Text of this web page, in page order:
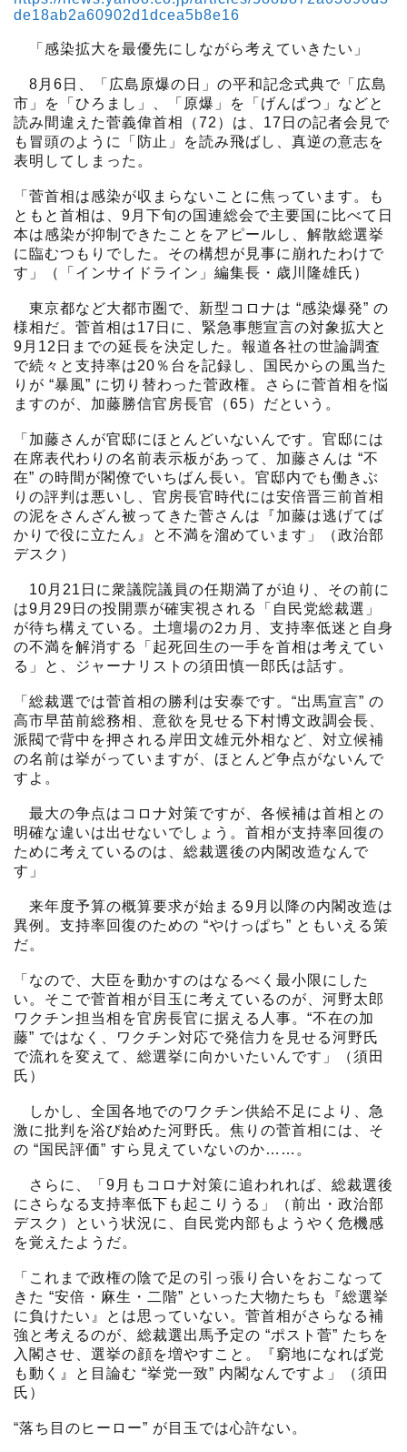
de18ab2a60902d1dcea5b8e16
「感染拡大を最優先にしながら考えていきたい」
8月6日、「広島原爆の日」の平和記念式典で「広島
市」を「ひろまし」、「原爆」を「げんぱつ」などと
読み間違えた菅義偉首相（72）は、17日の記者会見で
も冒頭のように「防止」を読み飛ばし、真逆の意志を
表明してしまった。
「菅首相は感染が収まらないことに焦っています。も
ともと首相は、9月下旬の国連総会で主要国に比べて日
本は感染が抑制できたことをアピールし、解散総選挙
に臨むつもりでした。その構想が見事に崩れたわけで
す」（「インサイドライン」編集長・歳川隆雄氏）
東京都など大都市圏で、新型コロナは “感染爆発” の
様相だ。菅首相は17日に、緊急事態宣言の対象拡大と
9月12日までの延長を決定した。報道各社の世論調査
で続々と支持率は20％台を記録し、国民からの風当た
りが “暴風” に切り替わった菅政権。さらに菅首相を悩
ますのが、加藤勝信官房長官（65）だという。
「加藤さんが官邸にほとんどいないんです。官邸には
在席表代わりの名前表示板があって、加藤さんは “不
在” の時間が閣僚でいちばん長い。官邸内でも働きぶ
りの評判は悪いし、官房長官時代には安倍晋三前首相
の泥をさんざん被ってきた菅さんは『加藤は逃げてば
かりで役に立たん』と不満を溜めています」（政治部
デスク）
10月21日に衆議院議員の任期満了が迫り、その前に
は9月29日の投開票が確実視される「自民党総裁選」
が待ち構えている。土壇場の2カ月、支持率低迷と自身
の不満を解消する「起死回生の一手を首相は考えてい
る」と、ジャーナリストの須田慎一郎氏は話す。
「総裁選では菅首相の勝利は安泰です。“出馬宣言” の
高市早苗前総務相、意欲を見せる下村博文政調会長、
派閥で背中を押される岸田文雄元外相など、対立候補
の名前は挙がっていますが、ほとんど争点がないんで
すよ。
最大の争点はコロナ対策ですが、各候補は首相との
明確な違いは出せないでしょう。首相が支持率回復の
ために考えているのは、総裁選後の内閣改造なんで
す」
来年度予算の概算要求が始まる9月以降の内閣改造は
異例。支持率回復のための “やけっぱち” ともいえる策
だ。
「なので、大臣を動かすのはなるべく最小限にした
い。そこで菅首相が目玉に考えているのが、河野太郎
ワクチン担当相を官房長官に据える人事。“不在の加
藤” ではなく、ワクチン対応で発信力を見せる河野氏
で流れを変えて、総選挙に向かいたいんです」（須田
氏）
しかし、全国各地でのワクチン供給不足により、急
激に批判を浴び始めた河野氏。焦りの菅首相には、そ
の “国民評価” すら見えていないのか……。
さらに、「9月もコロナ対策に追われれば、総裁選後
にさらなる支持率低下も起こりうる」（前出・政治部
デスク）という状況に、自民党内部もようやく危機感
を覚えたようだ。
「これまで政権の陰で足の引っ張り合いをおこなって
きた “安倍・麻生・二階” といった大物たちも『総選挙
に負けたい』とは思っていない。菅首相がさらなる補
強と考えるのが、総裁選出馬予定の “ポスト菅” たちを
入閣させ、選挙の顔を増やすこと。『窮地になれば党
も動く』と目論む “挙党一致” 内閣なんですよ」（須田
氏）
“落ち目のヒーロー” が目玉では心許ない。